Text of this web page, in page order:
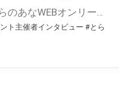
こんにちは、とらのあなWEBオンリー運営スタッフです。 新たにお届けする、イベント主催者インタビュー-マルシェ編-は、 とらのあなWEBオンリー「マルシェ」をご利用した主催様に 「マルシェ」を使って開催した感想や心がけをお聞きする企画です。 今回は、WEBオンリー開催7回目迎えた「マレシルプラン – Online7 –」より、 主催の玉川うた様にお話を伺いました。 ▼マレシルプランのインタビュー前回記事 「イベント主催者インタビュー vol.6」はこちら 協力：玉川うた様（マレシルプラン実行委員会 代表）／イベント公式Twitter（@mallesil_plan） とらのあなWEBオンリー「マルシェ」とは？ WEBオンリーでリアルタイムでコミュニケーションがとれるオンライン会場です。
ト主催者インタビュー #とら